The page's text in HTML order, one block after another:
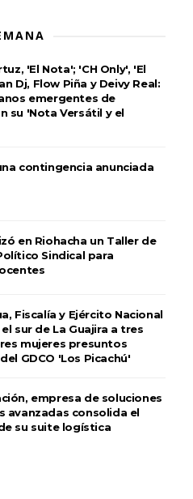
'El Nota'; 'CH Only', 'El
Dj, Flow Piña y Deivy Real:
emergentes de
su 'Nota Versátil y el
contingencia anunciada
en Riohacha un Taller de
Sindical para
Fiscalía y Ejército Nacional
sur de La Guajira a tres
mujeres presuntos
GDCO 'Los Picachú'
empresa de soluciones
avanzadas consolida el
su suite logística